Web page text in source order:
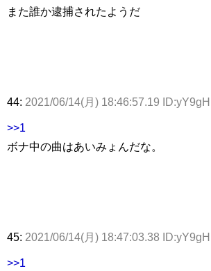
また誰か逮捕されたようだ
44: 2021/06/14(月) 18:46:57.19
>>1
ボナ中の曲はあいみょんだな。
45: 2021/06/14(月) 18:47:03.38
>>1